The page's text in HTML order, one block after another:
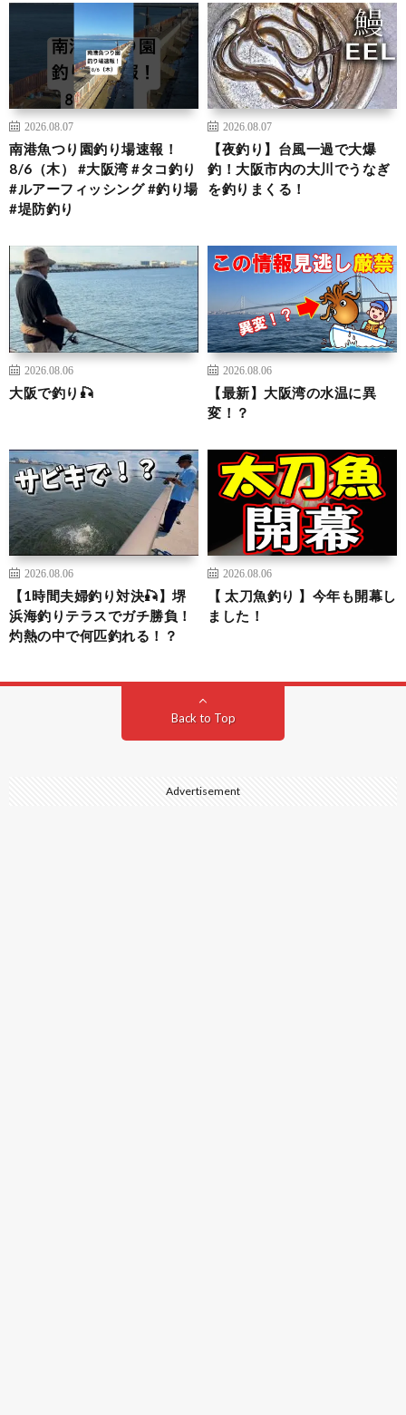
2026.08.07
南港魚つり園釣り場速報！
8/6（木） #大阪湾 #タコ釣り
#ルアーフィッシング #釣り場
#堤防釣り
2026.08.07
【夜釣り】台風一過で大爆
釣！大阪市内の大川でうなぎ
を釣りまくる！
2026.08.06
大阪で釣り🎣
2026.08.06
【最新】大阪湾の水温に異
変！？
2026.08.06
【1時間夫婦釣り対決🎣】堺
浜海釣りテラスでガチ勝負！
灼熱の中で何匹釣れる！？
2026.08.06
【 太刀魚釣り 】今年も開幕し
ました！
Back to Top
Advertisement